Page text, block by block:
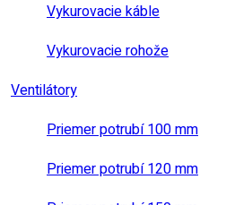
Vykurovacie káble
Vykurovacie rohože
Ventilátory
Priemer potrubí 100 mm
Priemer potrubí 120 mm